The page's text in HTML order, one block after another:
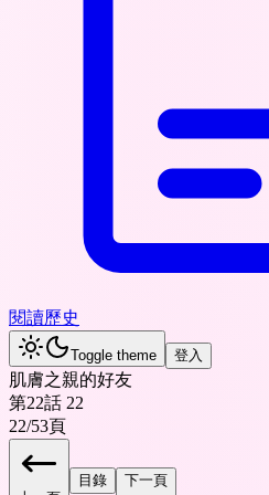
閱讀歷史
Toggle theme 登入
肌膚之親的好友
第22話 22
22/53頁
目錄 下一頁